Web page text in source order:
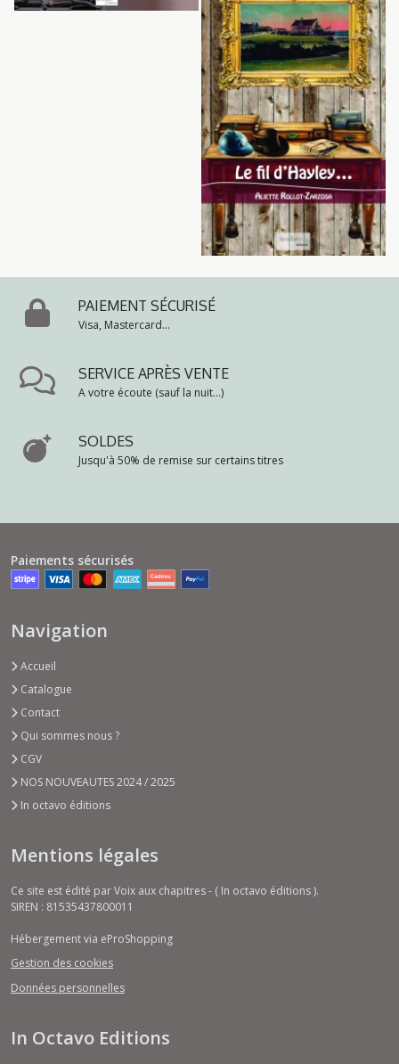
PAIEMENT SÉCURISÉ
Visa, Mastercard...
SERVICE APRÈS VENTE
A votre écoute (sauf la nuit...)
SOLDES
Jusqu'à 50% de remise sur certains titres
Paiements sécurisés
Navigation
Accueil
Catalogue
Contact
Qui sommes nous ?
CGV
NOS NOUVEAUTES 2024 / 2025
In octavo éditions
Mentions légales
Ce site est édité par Voix aux chapitres - ( In octavo éditions ).
SIREN : 81535437800011
Hébergement via eProShopping
Gestion des cookies
Données personnelles
In Octavo Editions